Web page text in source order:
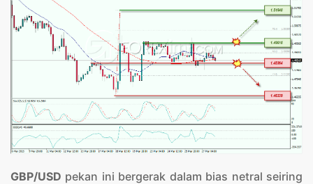
GBP/USD pekan ini bergerak dalam bias netral seiring